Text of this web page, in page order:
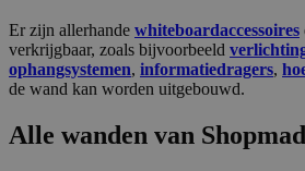
Er zijn allerhande whiteboardaccessoires
verkrijgbaar, zoals bijvoorbeeld
ophangsystemen, informatiedragers,
de wand kan worden uitgebouwd.
Alle wanden van